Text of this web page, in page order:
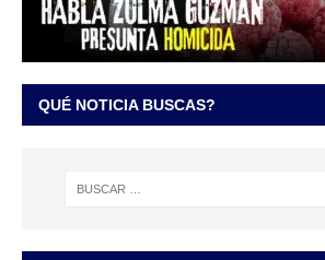
QUÉ NOTICIA BUSCAS?